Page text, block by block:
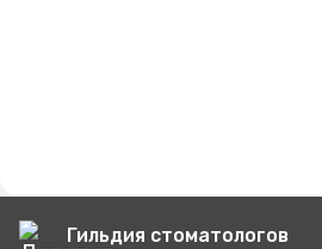
Гильдия стоматологов